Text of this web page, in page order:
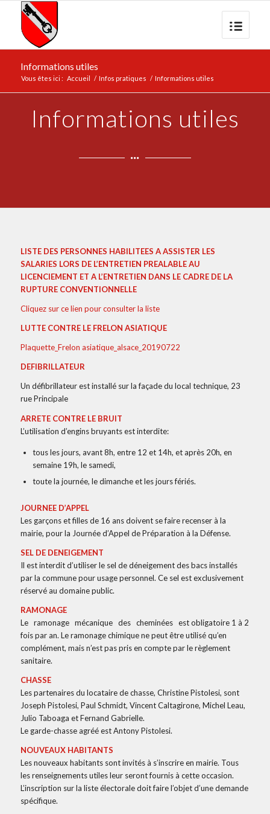
Informations utiles
Vous êtes ici : Accueil / Infos pratiques / Informations utiles
Informations utiles
LISTE DES PERSONNES HABILITEES A ASSISTER LES
SALARIES LORS DE L’ENTRETIEN PREALABLE AU
LICENCIEMENT ET A L’ENTRETIEN DANS LE CADRE DE LA
RUPTURE CONVENTIONNELLE
Cliquez sur ce lien pour consulter la liste
LUTTE CONTRE LE FRELON ASIATIQUE
Plaquette_Frelon asiatique_alsace_20190722
DEFIBRILLATEUR
Un défibrillateur est installé sur la façade du local technique, 23
rue Principale
ARRETE CONTRE LE BRUIT
L’utilisation d’engins bruyants est interdite:
tous les jours, avant 8h, entre 12 et 14h, et après 20h, en
semaine 19h, le samedi,
toute la journée, le dimanche et les jours fériés.
JOURNEE D’APPEL
Les garçons et filles de 16 ans doivent se faire recenser à la
mairie, pour la Journée d’Appel de Préparation à la Défense.
SEL DE DENEIGEMENT
Il est interdit d’utiliser le sel de déneigement des bacs installés
par la commune pour usage personnel. Ce sel est exclusivement
réservé au domaine public.
RAMONAGE
Le ramonage mécanique des cheminées est obligatoire 1 à 2
fois par an. Le ramonage chimique ne peut être utilisé qu’en
complément, mais n’est pas pris en compte par le règlement
sanitaire.
CHASSE
Les partenaires du locataire de chasse, Christine Pistolesi, sont
Joseph Pistolesi, Paul Schmidt, Vincent Caltagirone, Michel Leau,
Julio Taboaga et Fernand Gabrielle.
Le garde-chasse agréé est Antony Pistolesi.
NOUVEAUX HABITANTS
Les nouveaux habitants sont invités à s’inscrire en mairie. Tous
les renseignements utiles leur seront fournis à cette occasion.
L’inscription sur la liste électorale doit faire l’objet d’une demande
spécifique.